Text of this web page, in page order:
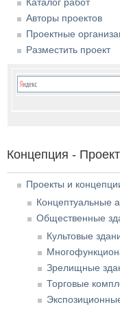
Каталог работ
Авторы проектов
Проектные
Разместить проект
Концепция -
Проекты и
Концептуальные
Общественные
Культовые
Зрелищные
Торговые